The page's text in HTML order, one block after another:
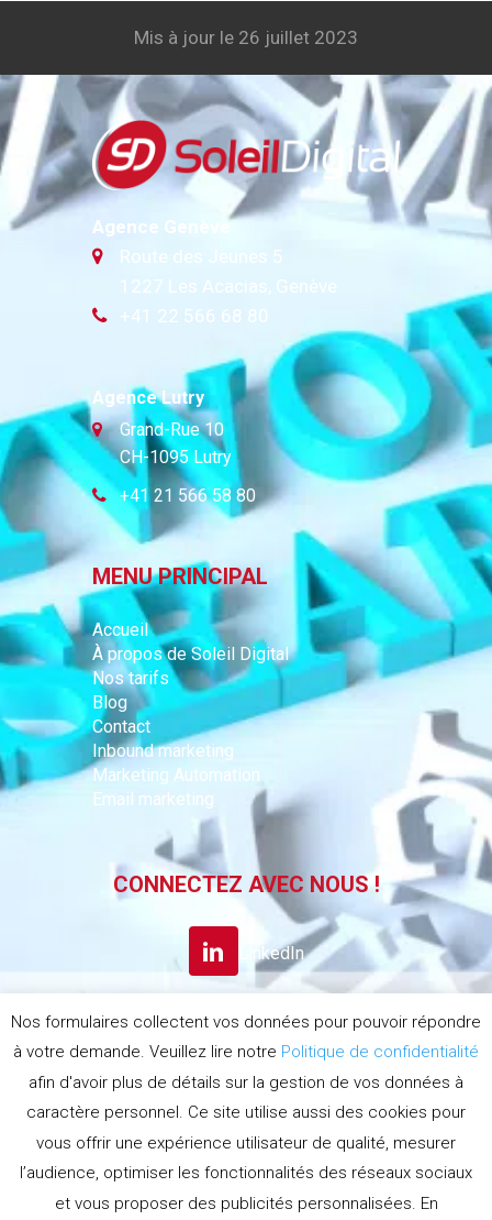
Mis à jour le 26 juillet 2023
Agence Genève
Route des Jeunes 5
1227 Les Acacias, Genève
+41 22 566 68 80
Agence Lutry
Grand-Rue 10
CH-1095 Lutry
+41 21 566 58 80
MENU PRINCIPAL
Accueil
À propos de Soleil Digital
Nos tarifs
Blog
Contact
Inbound marketing
Marketing Automation
Email marketing
CONNECTEZ AVEC NOUS !
LinkedIn
S’INSCRIRE A LA
NEWSLETTER
Politique de confidentialité
Politique d'utilisation des cookies
Conditions générales
Nos formulaires collectent vos données pour pouvoir répondre
à votre demande. Veuillez lire notre Politique de confidentialité
afin d'avoir plus de détails sur la gestion de vos données à
caractère personnel. Ce site utilise aussi des cookies pour
vous offrir une expérience utilisateur de qualité, mesurer
l’audience, optimiser les fonctionnalités des réseaux sociaux
et vous proposer des publicités personnalisées. En